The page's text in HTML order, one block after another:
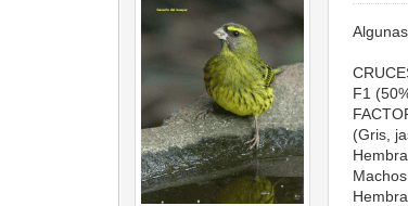
F1
(Gris,